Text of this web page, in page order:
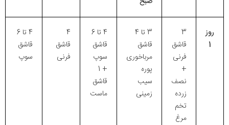
روز
1
3
قاشق
فرنی
+
نصف
زرده
تخم
مرغ
3 تا 4
قاشق
مرباخوری
پوره
سیب
زمینی
4 تا 6
قاشق
سوپ
+ 1
قاشق
ماست
4
قاشق
فرنی
4 تا 6
قاشق
سوپ